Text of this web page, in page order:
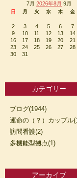
7月 2026年8月 9月
日 月 火 水 木 金
2
3 4 5 6 7
9
10 11 12 13 14
16
17 18 19 20 21
23
24 25 26 27 28
30
31
カテゴリー
ブログ(1944)
運命の（？）カップル
訪問看護(2)
多機能型拠点(1)
アーカイブ